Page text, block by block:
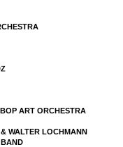
ART ORCHESTRA
WALTER LOCHMANN